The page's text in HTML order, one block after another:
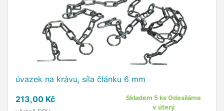
úvazek na krávu, síla článku 6 mm
213,00 Kč
Skladem 5 ks Odesíláme
v úterý